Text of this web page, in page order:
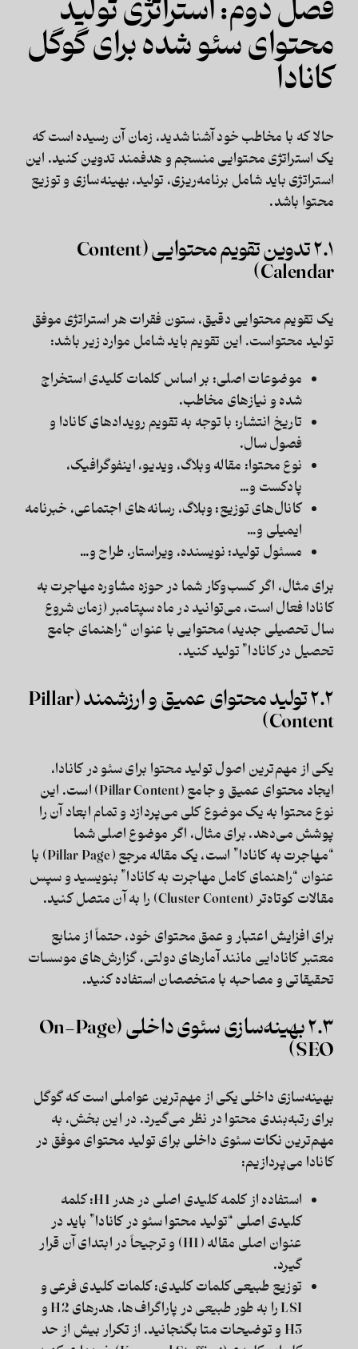
فصل دوم: استراتژی تولید
محتوای سئو شده برای گوگل
کانادا
حالا که با مخاطب خود آشنا شدید، زمان آن رسیده است که
یک استراتژی محتوایی منسجم و هدفمند تدوین کنید. این
استراتژی باید شامل برنامه‌ریزی، تولید، بهینه‌سازی و توزیع
محتوا باشد.
۲.۱ تدوین تقویم محتوایی (Content
Calendar)
یک تقویم محتوایی دقیق، ستون فقرات هر استراتژی موفق
تولید محتواست. این تقویم باید شامل موارد زیر باشد:
موضوعات اصلی: بر اساس کلمات کلیدی استخراج
شده و نیازهای مخاطب.
تاریخ انتشار: با توجه به تقویم رویدادهای کانادا و
فصول سال.
نوع محتوا: مقاله وبلاگ، ویدیو، اینفوگرافیک،
پادکست و…
کانال‌های توزیع:وبلاگ، رسانه‌های اجتماعی، خبرنامه
ایمیلی و…
مسئول تولید:نویسنده، ویراستار، طراح و…
برای مثال، اگر کسب‌وکار شما در حوزه مشاوره مهاجرت به
کانادا فعال است، می‌توانید در ماه سپتامبر (زمان شروع
سال تحصیلی جدید) محتوایی با عنوان “راهنمای جامع
تحصیل در کانادا” تولید کنید.
۲.۲ تولید محتوای عمیق و ارزشمند (Pillar
Content)
یکی از مهم‌ترین اصولتولید محتوا برای سئو در کانادا،
ایجاد محتوای عمیق و جامع (Pillar Content) است. این
نوع محتوا به یک موضوع کلی می‌پردازد و تمام ابعاد آن را
پوشش می‌دهد. برای مثال، اگر موضوع اصلی شما
“مهاجرت به کانادا” است، یک مقاله مرجع (Pillar Page) با
عنوان “راهنمای کامل مهاجرت به کانادا” بنویسید و سپس
مقالات کوتاه‌تر (Cluster Content) را به آن متصل کنید.
برای افزایش اعتبار و عمق محتوای خود، حتماً از منابع
معتبر کانادایی مانند آمارهای دولتی، گزارش‌های موسسات
تحقیقاتی و مصاحبه با متخصصان استفاده کنید.
۲.۳ بهینه‌سازی سئوی داخلی (On-Page
SEO)
بهینه‌سازی داخلی یکی از مهم‌ترین عواملی است که گوگل
برای رتبه‌بندی محتوا در نظر می‌گیرد. در این بخش، به
مهم‌ترین نکات سئوی داخلی برای تولید محتوای موفق در
کانادا می‌پردازیم:
استفاده از کلمه کلیدی اصلی در هدر H1:
کلمه
کلیدی اصلی “تولید محتوا سئو در کانادا” باید در
عنوان اصلی مقاله (H1) و ترجیحاً در ابتدای آن قرار
گیرد.
توزیع طبیعی کلمات کلیدی:کلمات کلیدی فرعی و
LSI را به طور طبیعی در پاراگراف‌ها، هدرهای H2 و
H3 و توضیحات متا بگنجانید. از تکرار بیش از حد